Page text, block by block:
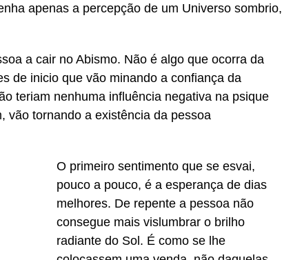
apenas a percepção de um Universo sombrio,
a cair no Abismo. Não é algo que ocorra da
de inicio que vão minando a confiança da
teriam nenhuma influência negativa na psique
vão tornando a existência da pessoa
O primeiro sentimento que se esvai,
pouco a pouco, é a esperança de dias
melhores. De repente a pessoa não
consegue mais vislumbrar o brilho
radiante do Sol. É como se lhe